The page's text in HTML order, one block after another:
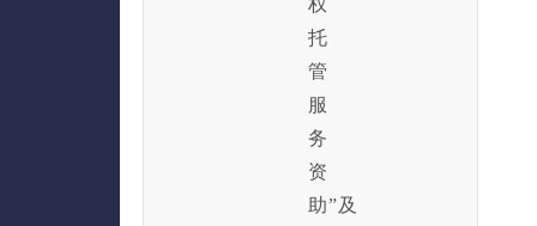
托
管
服
务
资
助”及